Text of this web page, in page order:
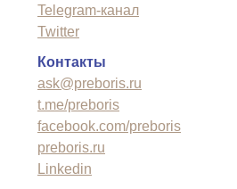
Telegram-канал
Twitter
Контакты
ask@preboris.ru
t.me/preboris
facebook.com/preboris
preboris.ru
Linkedin